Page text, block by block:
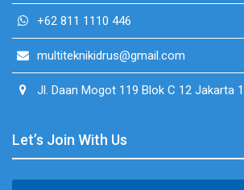
+62 811 1110 446
multiteknikidrus@gmail.com
Jl. Daan Mogot 119 Blok C 12 Jakarta
Let’s Join With Us